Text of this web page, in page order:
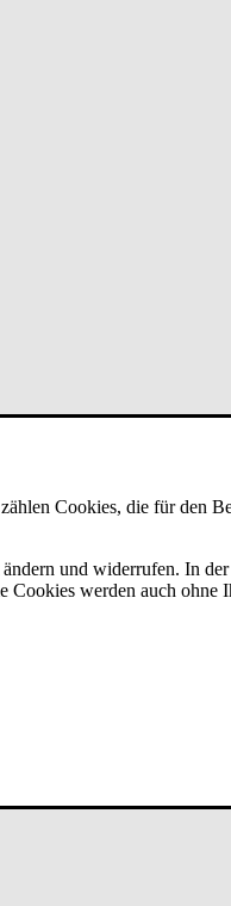
Cookies, die für den
und widerrufen. In
werden auch ohne